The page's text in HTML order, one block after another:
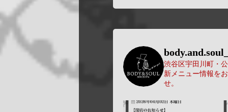
渋谷区宇田川町・
新メニュー情報を
せ。